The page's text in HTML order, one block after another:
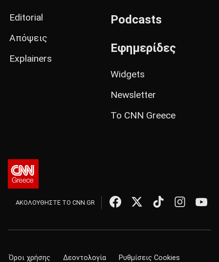
Editorial
Απόψεις
Explainers
Podcasts
Εφημερίδες
Widgets
Newsletter
Το CNN Greece
ΑΚΟΛΟΥΘΗΣΤΕ ΤΟ CNN.GR
Όροι χρήσης Δεοντολογία Ρυθμίσεις Cookies